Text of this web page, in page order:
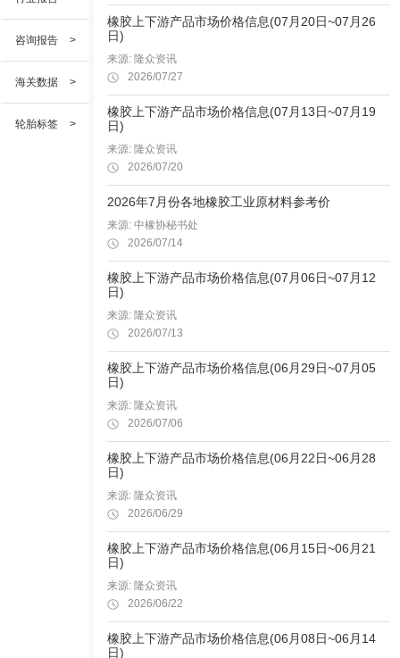
咨询报告 >
海关数据 >
轮胎标签 >
橡胶上下游产品市场价格信息(07月20日~07月26
日)
来源: 隆众资讯
2026/07/27
橡胶上下游产品市场价格信息(07月13日~07月19
日)
来源: 隆众资讯
2026/07/20
2026年7月份各地橡胶工业原材料参考价
来源: 中橡协秘书处
2026/07/14
橡胶上下游产品市场价格信息(07月06日~07月12
日)
来源: 隆众资讯
2026/07/13
橡胶上下游产品市场价格信息(06月29日~07月05
日)
来源: 隆众资讯
2026/07/06
橡胶上下游产品市场价格信息(06月22日~06月28
日)
来源: 隆众资讯
2026/06/29
橡胶上下游产品市场价格信息(06月15日~06月21
日)
来源: 隆众资讯
2026/06/22
橡胶上下游产品市场价格信息(06月08日~06月14
日)